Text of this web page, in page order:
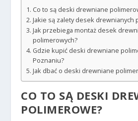
Co to są deski drewniane
Jakie są zalety desek drewnianych
Jak przebiega montaż desek
polimerowych?
Gdzie kupić deski drewniane
Poznaniu?
Jak dbać o deski drewniane
CO TO SĄ DESKI
POLIMEROWE?